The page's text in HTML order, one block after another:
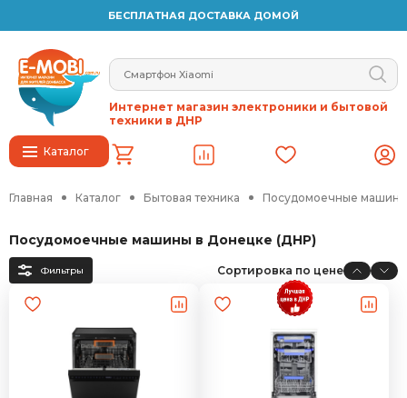
БЕСПЛАТНАЯ ДОСТАВКА ДОМОЙ
Каталог
Интернет магазин электроники и бытовой
техники в ДНР
Главная Каталог Бытовая техника Посудомоечные машины
Посудомоечные машины в Донецке (ДНР)
Фильтры Сортировка по цене